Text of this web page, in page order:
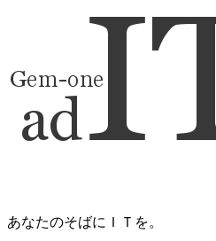
あなたのそばにＩＴを。